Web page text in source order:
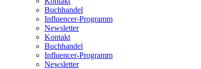
Buchhandel
Influencer-Programm
Newsletter
Kontakt
Buchhandel
Influencer-Programm
Newsletter